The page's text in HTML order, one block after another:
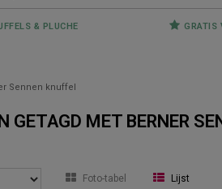
& PLUCHE GRATIS
Sennen knuffel
GETAGD MET BERNER
Foto-tabel Lijst